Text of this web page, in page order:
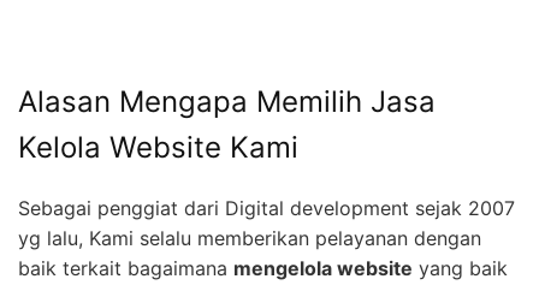
Alasan Mengapa Memilih Jasa
Kelola Website Kami
Sebagai penggiat dari Digital development sejak 2007
yg lalu, Kami selalu memberikan pelayanan dengan
baik terkait bagaimana mengelola website yang baik